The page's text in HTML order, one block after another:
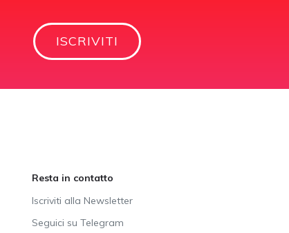
ISCRIVITI
Resta in contatto
Iscriviti alla Newsletter
Seguici su Telegram